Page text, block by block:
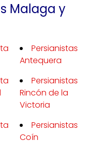
Malaga y
Persianistas
Antequera
Persianistas
Rincón de la
Victoria
Persianistas
Coín